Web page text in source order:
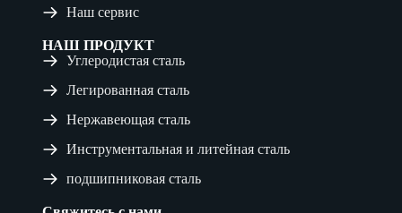
Наш сервис
НАШ ПРОДУКТ
Углеродистая сталь
Легированная сталь
Нержавеющая сталь
Инструментальная и литейная сталь
подшипниковая сталь